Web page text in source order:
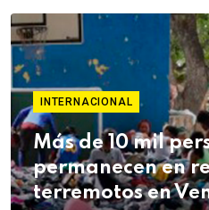
INTERNACIONAL
Más de 10 mil
permanecen en
terremotos en